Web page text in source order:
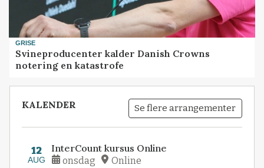
GRISE
Svineproducenter kalder Danish Crowns
notering en katastrofe
KALENDER Se flere arrangementer
12
AUG
InterCount kursus Online
onsdag Online